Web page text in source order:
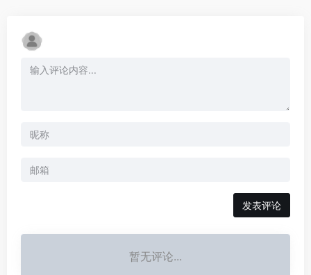
发表评论
暂无评论...